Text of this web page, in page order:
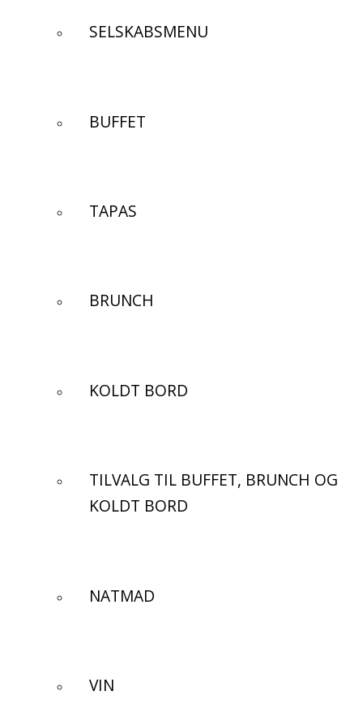
SELSKABSMENU
BUFFET
TAPAS
BRUNCH
KOLDT BORD
TILVALG TIL BUFFET, BRUNCH OG
KOLDT BORD
NATMAD
VIN